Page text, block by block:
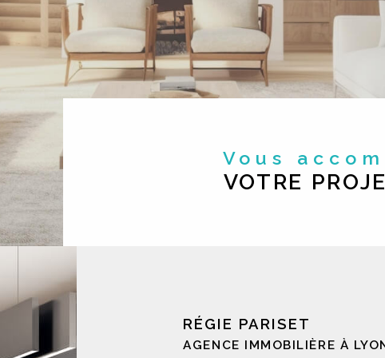
Vous
VOTRE
RÉGIE PARISET
AGENCE IMMOBILIÈRE À